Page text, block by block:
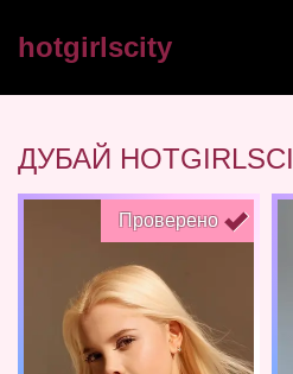
hotgirlscity
ДУБАЙ
Проверено